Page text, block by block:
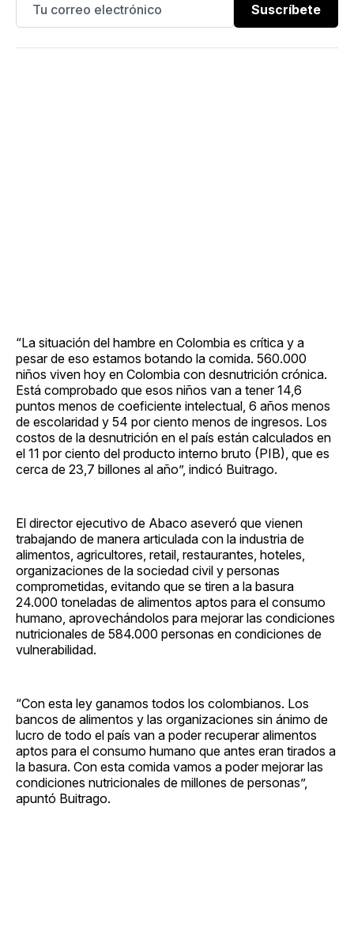
Suscríbete
“La situación del hambre en Colombia es crítica y a
pesar de eso estamos botando la comida. 560.000
niños viven hoy en Colombia con desnutrición crónica.
Está comprobado que esos niños van a tener 14,6
puntos menos de coeficiente intelectual, 6 años menos
de escolaridad y 54 por ciento menos de ingresos. Los
costos de la desnutrición en el país están calculados en
el 11 por ciento del producto interno bruto (PIB), que es
cerca de 23,7 billones al año”, indicó Buitrago.
El director ejecutivo de Abaco aseveró que vienen
trabajando de manera articulada con la industria de
alimentos, agricultores, retail, restaurantes, hoteles,
organizaciones de la sociedad civil y personas
comprometidas, evitando que se tiren a la basura
24.000 toneladas de alimentos aptos para el consumo
humano, aprovechándolos para mejorar las condiciones
nutricionales de 584.000 personas en condiciones de
vulnerabilidad.
“Con esta ley ganamos todos los colombianos. Los
bancos de alimentos y las organizaciones sin ánimo de
lucro de todo el país van a poder recuperar alimentos
aptos para el consumo humano que antes eran tirados a
la basura. Con esta comida vamos a poder mejorar las
condiciones nutricionales de millones de personas”,
apuntó Buitrago.